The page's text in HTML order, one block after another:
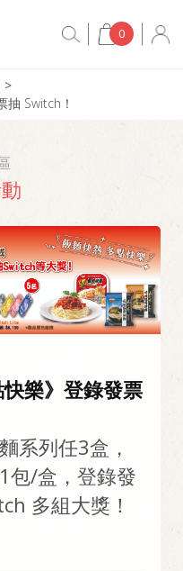
0
Switch！
樂》登錄發票
系列任3盒，
包/盒，登錄發
多組大獎！